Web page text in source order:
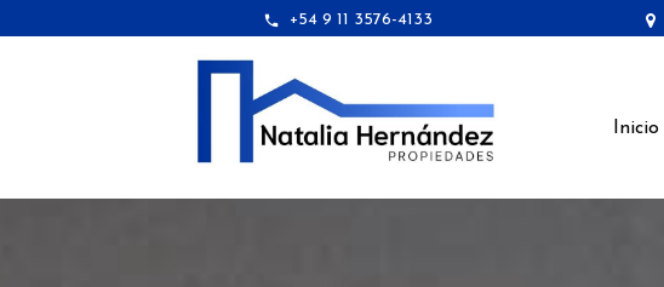
+54 9 11 3576-4133
Inicio